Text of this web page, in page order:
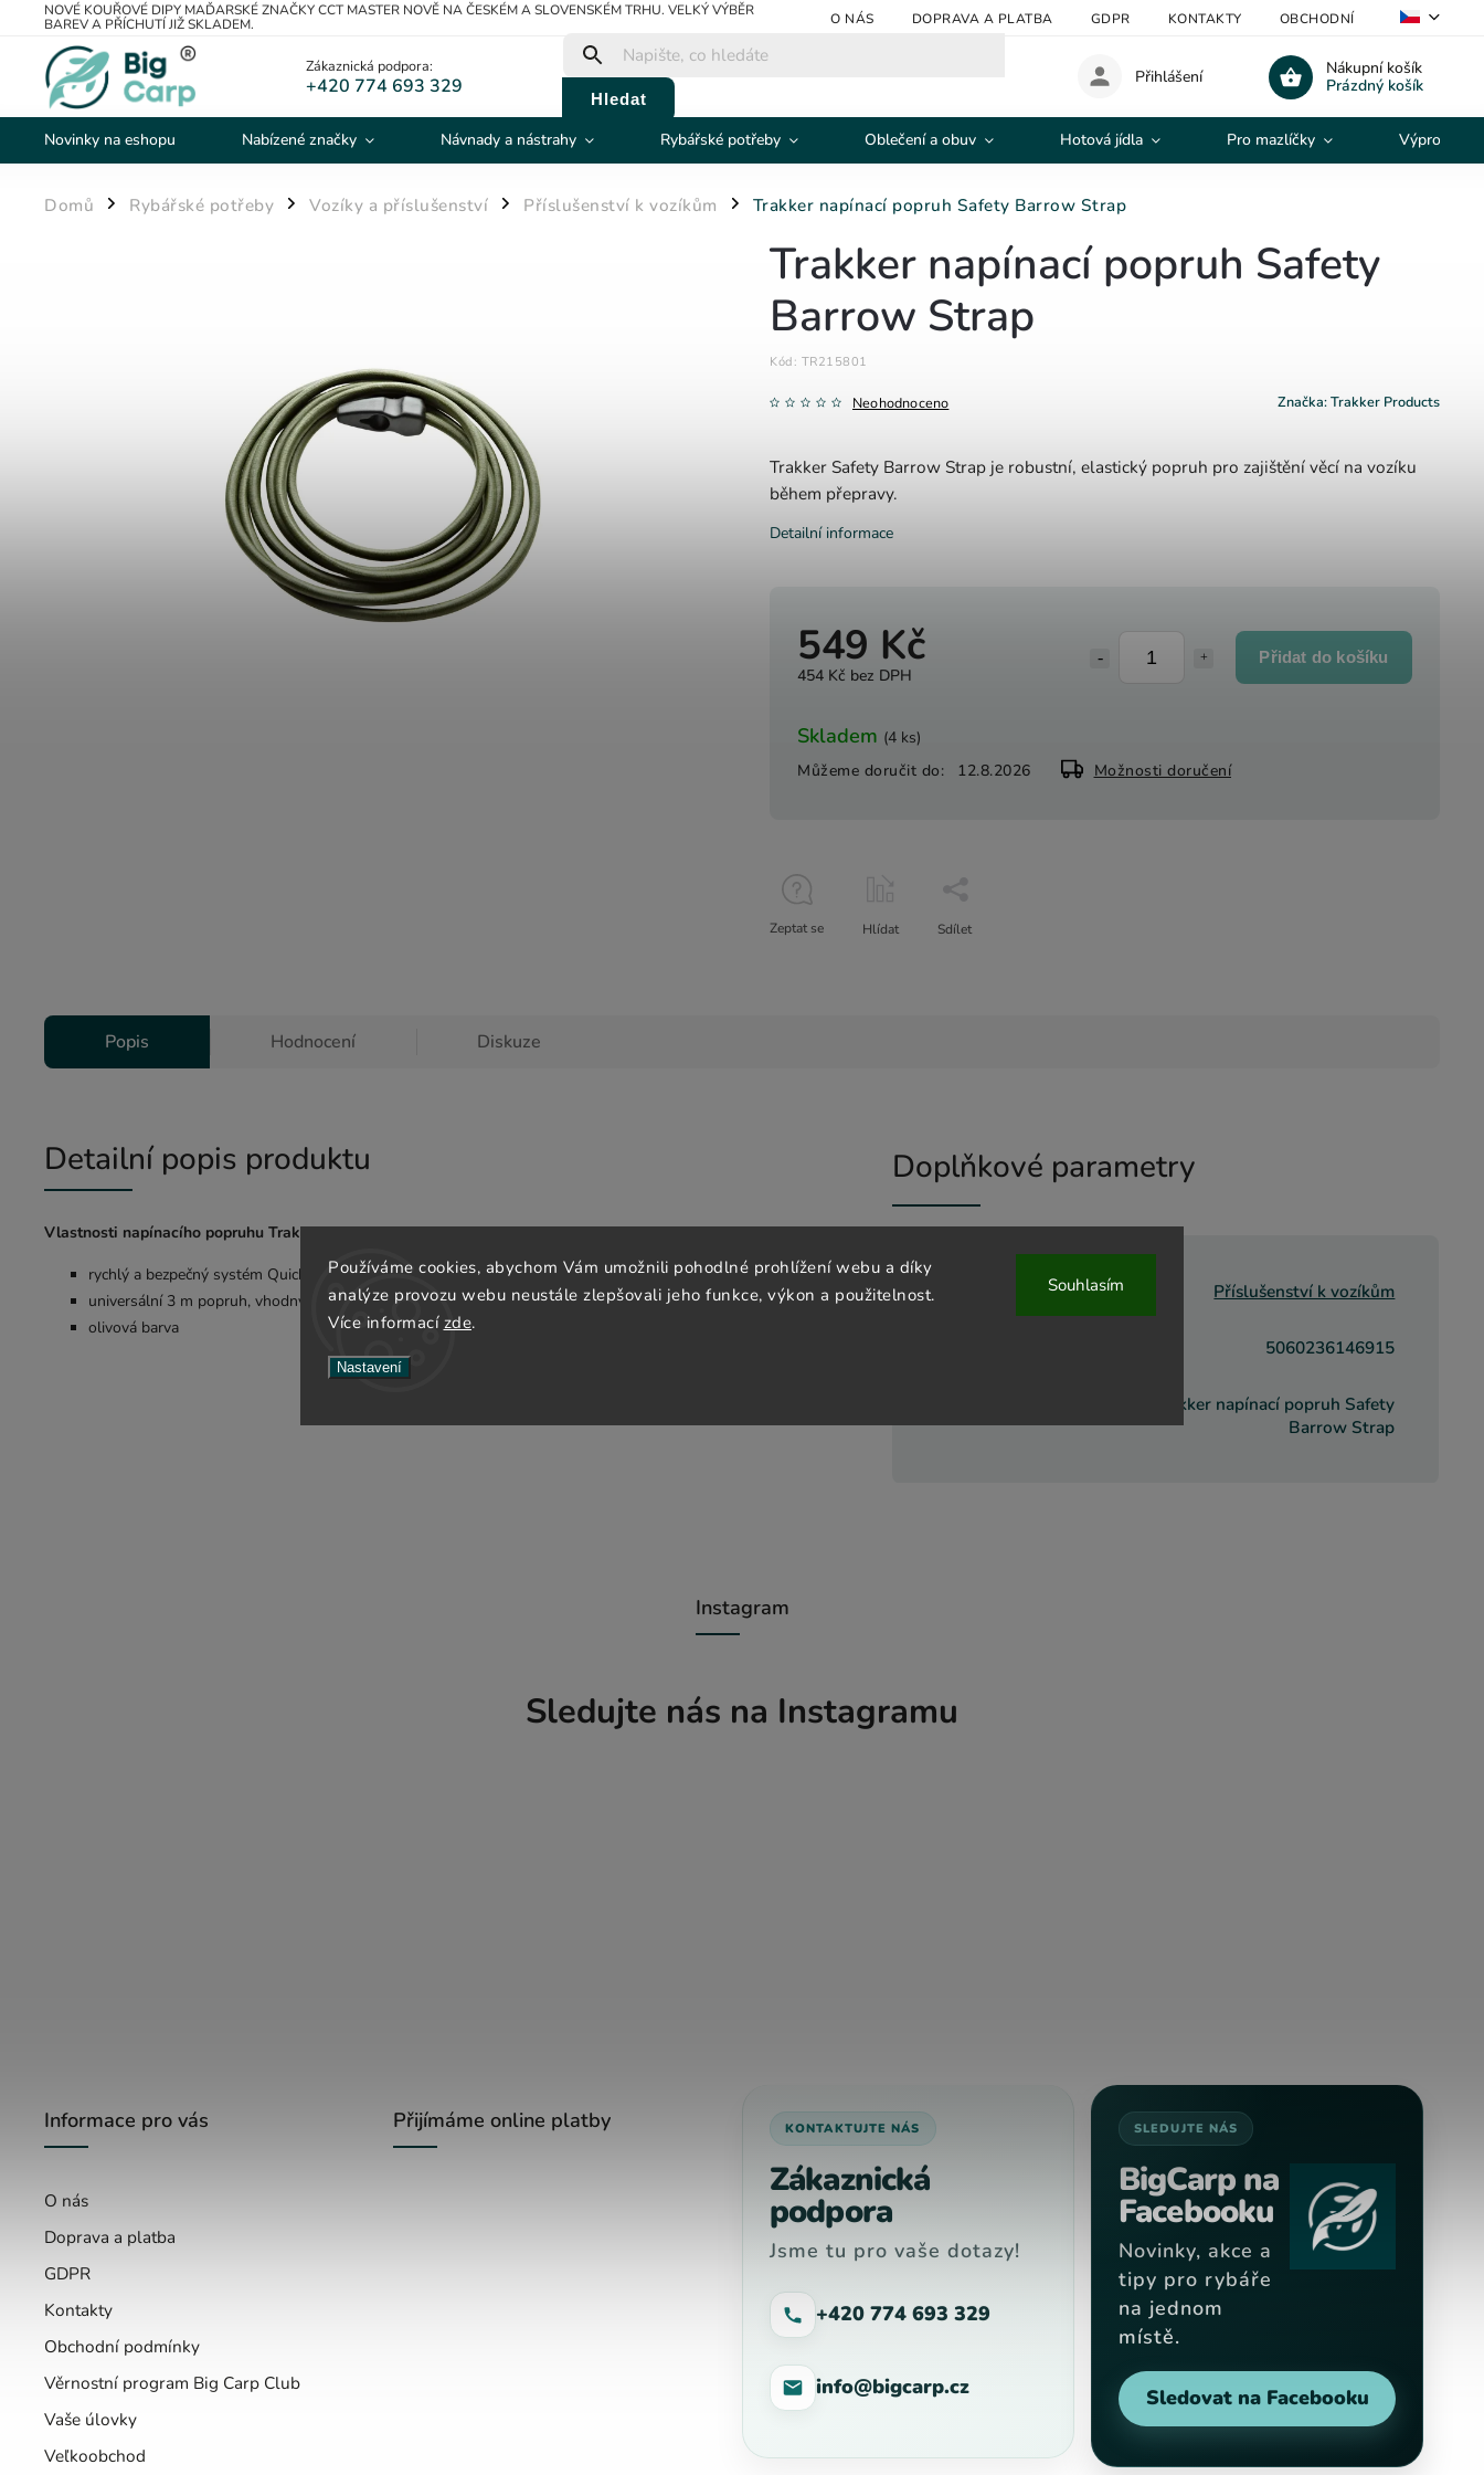
Používáme cookies, abychom Vám umožnili pohodlné prohlížení webu a díky
analýze provozu webu neustále zlepšovali jeho funkce, výkon a použitelnost.
Více informací zde.
Nastavení
Souhlasím
NOVÉ KOUŘOVÉ DIPY MAĎARSKÉ ZNAČKY CCT MASTER NOVĚ NA ČESKÉM A SLOVENSKÉM TRHU. VELKÝ VÝBĚR
BAREV A PŘÍCHUTÍ JIŽ SKLADEM.
O NÁS DOPRAVA A PLATBA GDPR KONTAKTY OBCHODNÍ PODMÍNKY
Zákaznická podpora:
+420 774 693 329
Hledat
Nákupní košík
Prázdný košík
Přihlášení
Novinky na eshopu Nabízené značky Návnady a nástrahy Rybářské potřeby Oblečení a obuv Hotová jídla Pro mazlíčky Výprodej
Domů / Rybářské potřeby / Vozíky a příslušenství / Příslušenství k vozíkům / Trakker napínací popruh Safety Barrow Strap
549 Kč
454 Kč bez DPH
Přidat do košíku
Skladem (4 ks)
Můžeme doručit do:
12.8.2026 Možnosti doručení
Trakker napínací popruh Safety
Barrow Strap
Kód: TR215801
Neohodnoceno Značka:Trakker Products
Trakker Safety Barrow Strap je robustní, elastický popruh pro zajištění věcí na vozíku
během přepravy.
Detailní informace
Zeptat se Hlídat Sdílet
Popis Hodnocení Diskuze
Detailní popis produktu
Vlastnosti napínacího popruhu Trakker Safety Barrow Strap:
rychlý a bezpečný systém Quick Clip, který eliminuje nebezpečí a zároveň umožňuje rychlou manipulaci
universální 3 m popruh, vhodný pro použití na rybářské vozíky
olivová barva
Doplňkové parametry
Příslušenství k vozíkům
5060236146915
Trakker napínací popruh Safety
Barrow Strap
Instagram
Sledujte nás na Instagramu
Informace pro vás
O nás
Doprava a platba
GDPR
Kontakty
Obchodní podmínky
Věrnostní program Big Carp Club
Vaše úlovky
Veľkoobchod
Přijímáme online platby KONTAKTUJTE NÁS
Zákaznická
podpora
Jsme tu pro vaše dotazy!
+420 774 693 329
info@bigcarp.cz
SLEDUJTE NÁS
BigCarp na
Facebooku
Novinky, akce a
tipy pro rybáře
na jednom
místě.
Sledovat na Facebooku